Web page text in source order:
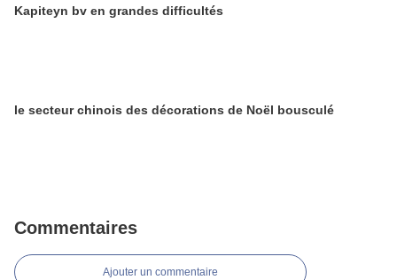
Kapiteyn bv en grandes difficultés
le secteur chinois des décorations de Noël bousculé
Commentaires
Ajouter un commentaire